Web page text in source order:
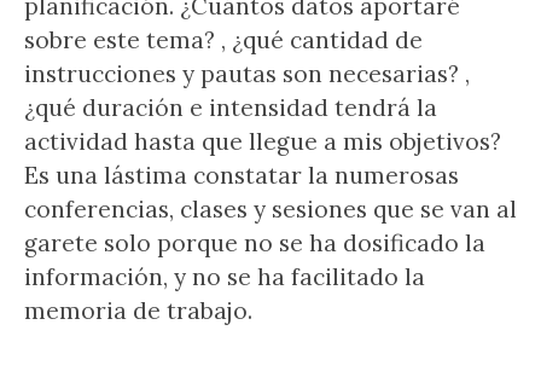
planificación. ¿Cuántos datos aportaré
sobre este tema? , ¿qué cantidad de
instrucciones y pautas son necesarias? ,
¿qué duración e intensidad tendrá la
actividad hasta que llegue a mis objetivos?
Es una lástima constatar la numerosas
conferencias, clases y sesiones que se van al
garete solo porque no se ha dosificado la
información, y no se ha facilitado la
memoria de trabajo.